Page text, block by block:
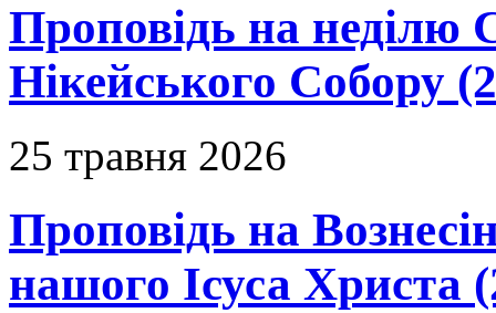
Проповідь на неділю
Нікейського Собору
25 травня 2026
Проповідь на
нашого Ісуса Христа